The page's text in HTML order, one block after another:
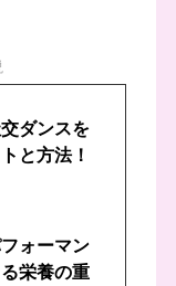
ダンスを
と方法！
ォーマン
栄養の重